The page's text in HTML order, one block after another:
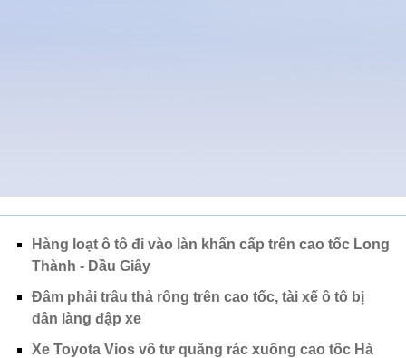
Hàng loạt ô tô đi vào làn khẩn cấp trên cao tốc Long
Thành - Dầu Giây
Đâm phải trâu thả rông trên cao tốc, tài xế ô tô bị
dân làng đập xe
Xe Toyota Vios vô tư quăng rác xuống cao tốc Hà